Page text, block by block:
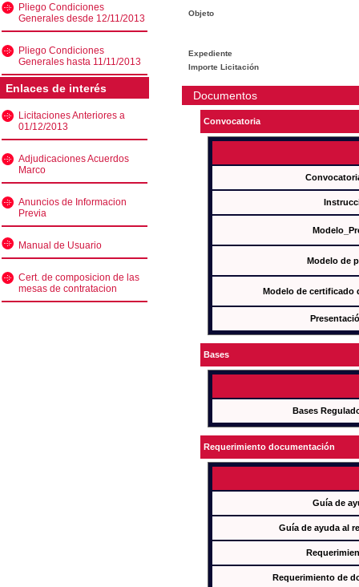
Pliego Condiciones
Generales desde 12/11/2013
Pliego Condiciones
Generales hasta 11/11/2013
Enlaces de interés
Licitaciones Anteriores a
01/12/2013
Adjudicaciones Acuerdos
Marco
Anuncios de Informacion
Previa
Manual de Usuario
Cert. de composicion de las
mesas de contratacion
Objeto
Expediente
Importe Licitación
Documentos
Convocatoria
Modelo de
Modelo de certificado
Bases
Bases
Requerimiento documentación
Guía de
Guía de ayuda al
Requerimiento de